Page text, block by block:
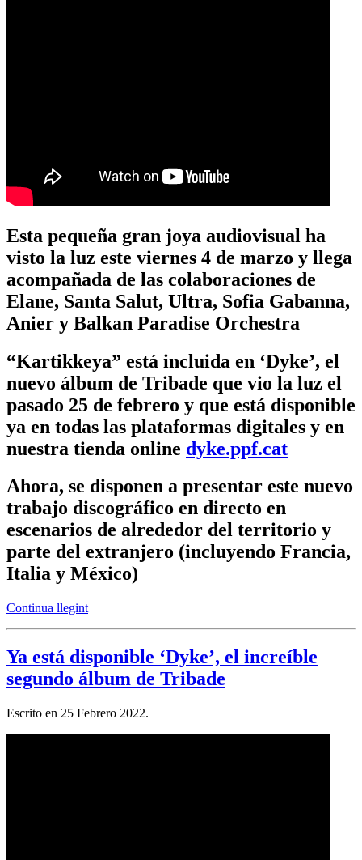
Esta pequeña gran joya audiovisual ha
visto la luz este viernes 4 de marzo y llega
acompañada de las colaboraciones de
Elane, Santa Salut, Ultra, Sofia Gabanna,
Anier y Balkan Paradise Orchestra
“Kartikkeya” está incluida en ‘Dyke’, el
nuevo álbum de Tribade que vio la luz el
pasado 25 de febrero y que está disponible
ya en todas las plataformas digitales y en
nuestra tienda online dyke.ppf.cat
Ahora, se disponen a presentar este nuevo
trabajo discográfico en directo en
escenarios de alrededor del territorio y
parte del extranjero (incluyendo Francia,
Italia y México)
Continua llegint
Ya está disponible ‘Dyke’, el increíble
segundo álbum de Tribade
Escrito en 25 Febrero 2022.